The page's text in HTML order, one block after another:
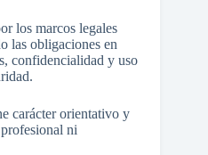
los marcos legales
las obligaciones en
confidencialidad y uso
carácter orientativo y
ni